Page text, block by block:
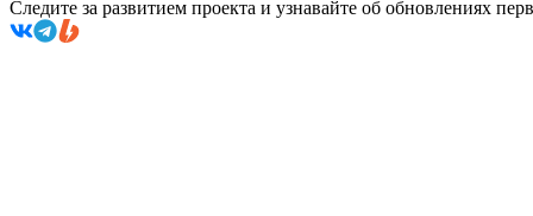
Следите за развитием проекта и узнавайте об обновлениях